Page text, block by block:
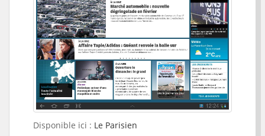
Disponible ici : Le Parisien